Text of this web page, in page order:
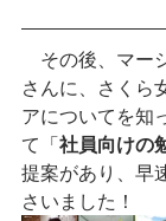
その後、マー
さんに、さくら
アについてを知
て「社員向けの
提案があり、早
さいました！